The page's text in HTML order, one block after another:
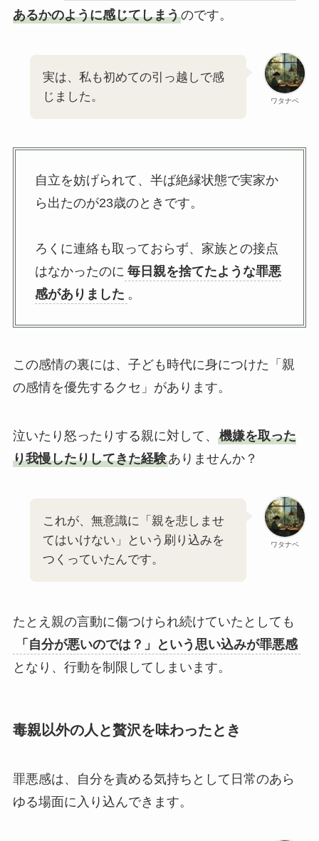
あるかのように感じてしまうのです。
ワタナベ
実は、私も初めての引っ越しで感
じました。
自立を妨げられて、半ば絶縁状態で実家か
ら出たのが23歳のときです。
ろくに連絡も取っておらず、家族との接点
はなかったのに 毎日親を捨てたような罪悪
感がありました 。
この感情の裏には、子ども時代に身につけた「親
の感情を優先するクセ」があります。
泣いたり怒ったりする親に対して、 機嫌を取った
り我慢したりしてきた経験ありませんか？
ワタナベ
これが、無意識に「親を悲しませ
てはいけない」という刷り込みを
つくっていたんです。
たとえ親の言動に傷つけられ続けていたとしても
「自分が悪いのでは？」という思い込みが罪悪感
となり、行動を制限してしまいます。
毒親以外の人と贅沢を味わったとき
罪悪感は、自分を責める気持ちとして日常のあら
ゆる場面に入り込んできます。